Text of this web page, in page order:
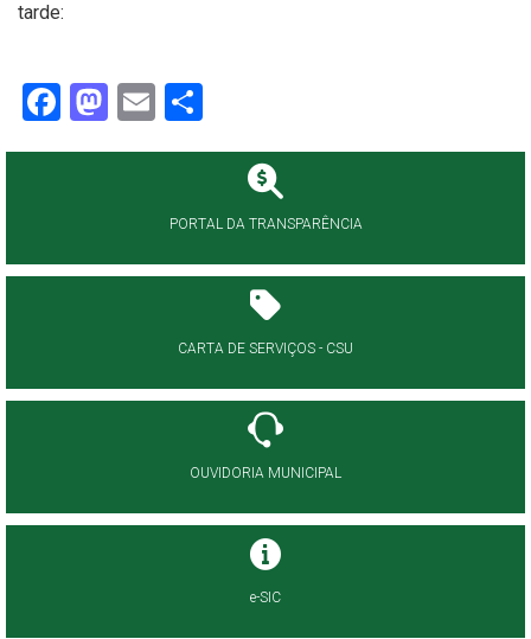
tarde:
Facebook
Mastodon
Email
PORTAL DA TRANSPARÊNCIA
CARTA DE SERVIÇOS - CSU
OUVIDORIA MUNICIPAL
e-SIC